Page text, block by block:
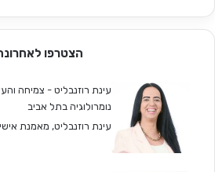
הצטרפו
נומרולוגיה בתל אביב
עינת רוזנבליט, מאמנת